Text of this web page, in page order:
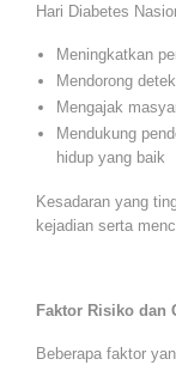
Hari Diabetes
Meningkatkan
Mendorong
Mengajak
Mendukung
hidup yang baik
Kesadaran yang
kejadian serta
Faktor Risiko dan
Beberapa faktor